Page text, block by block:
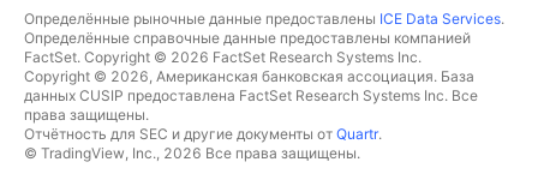
Определённые рыночные данные предоставлены ICE Data Services.
Определённые справочные данные предоставлены компанией
FactSet. Copyright © 2026 FactSet Research Systems Inc.
Copyright © 2026, Американская банковская ассоциация. База
данных CUSIP предоставлена FactSet Research Systems Inc. Все
права защищены.
Отчётность для SEC и другие документы от Quartr.
© TradingView, Inc., 2026 Все права защищены.